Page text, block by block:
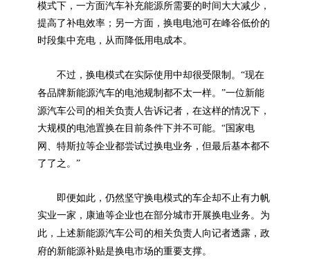
模式下，一方面汽车补充能源所需要的时间大大减少，
提高了补电效率；另一方面，换电电池可在峰谷低价的
时段集中充电，从而降低用电成本。
不过，换电模式在实际使用中却很受限制。“现在
各品牌新能源汽车的电池规制都不太一样。”一位新能
源汽车公司的相关负责人告诉记者，在这样的情况下，
大规模的电池置换在目前条件下并不可能。“国家电
网、 特斯拉等企业都尝试过换电业务，但最后基本都不
了了之。”
即便如此，仍然坚守换电模式的车企却不止有力帆
实业一家，康迪等企业也在部分城市开展换电业务。为
此，上述新能源汽车公司的相关负责人向记者透露，政
府的新能源补贴是换电市场的重要支撑。